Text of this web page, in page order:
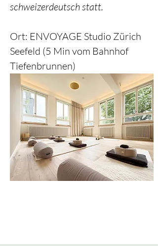
schweizerdeutsch statt.
Ort: ENVOYAGE Studio Zürich
Seefeld (5 Min vom Bahnhof
Tiefenbrunnen)